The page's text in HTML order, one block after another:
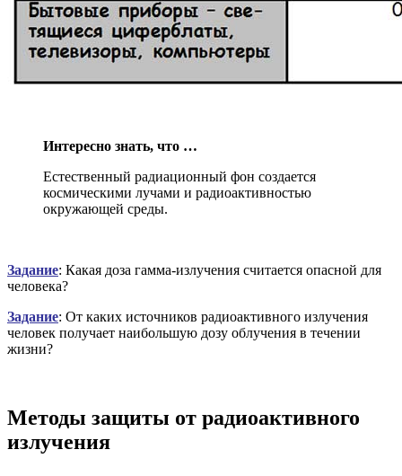
Интересно знать, что …
Естественный радиационный фон создается
космическими лучами и радиоактивностью
окружающей среды.
Задание: Какая доза гамма-излучения считается опасной для
человека?
Задание: От каких источников радиоактивного излучения
человек получает наибольшую дозу облучения в течении
жизни?
Методы защиты от радиоактивного
излучения